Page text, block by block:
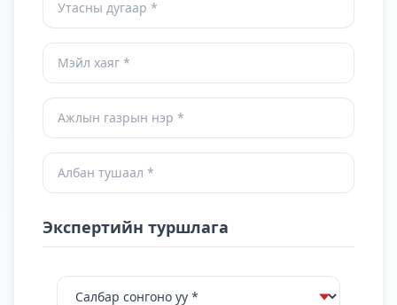
Экспертийн туршлага